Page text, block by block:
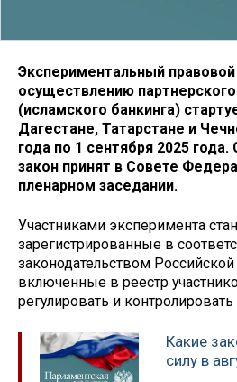
Экспериментальный
осуществлению
(исламского банкинга)
Дагестане, Татарстане и
года по 1 сентября 2025
закон принят в Совете
пленарном заседании.
Участниками эксперимента
зарегистрированные в
законодательством
включенные в реестр
регулировать и контролировать
Какие
силу в